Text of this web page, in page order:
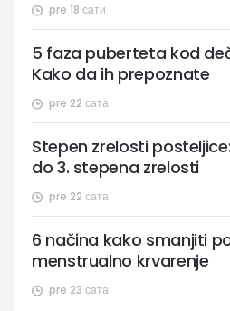
pre 18 сати
pre 22 сата
5 faza puberteta kod
Kako da ih prepoznate
pre 22 сата
Stepen zrelosti
do 3. stepena zrelosti
pre 23 сата
6 načina kako smanjiti
menstrualno krvarenje